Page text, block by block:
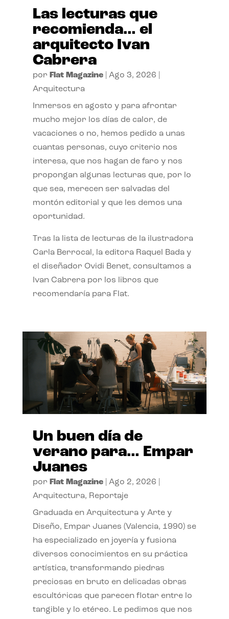
Las lecturas que
recomienda… el
arquitecto Ivan
Cabrera
por Flat Magazine| Ago 3, 2026
Arquitectura
Inmersos en agosto y para afrontar
mucho mejor los días de calor, de
vacaciones o no, hemos pedido a unas
cuantas personas, cuyo criterio nos
interesa, que nos hagan de faro y nos
propongan algunas lecturas que, por lo
que sea, merecen ser salvadas del
montón editorial y que les demos una
oportunidad.
Tras la lista de lecturas de la ilustradora
Carla Berrocal, la editora Raquel Bada y
el diseñador Ovidi Benet, consultamos a
Ivan Cabrera por los libros que
recomendaría para Flat.
Un buen día de
verano para… Empar
Juanes
por Flat Magazine| Ago 2, 2026
Arquitectura, Reportaje
Graduada en Arquitectura y Arte y
Diseño, Empar Juanes (Valencia, 1990) se
ha especializado en joyería y fusiona
diversos conocimientos en su práctica
artística, transformando piedras
preciosas en bruto en delicadas obras
escultóricas que parecen flotar entre lo
tangible y lo etéreo. Le pedimos que nos